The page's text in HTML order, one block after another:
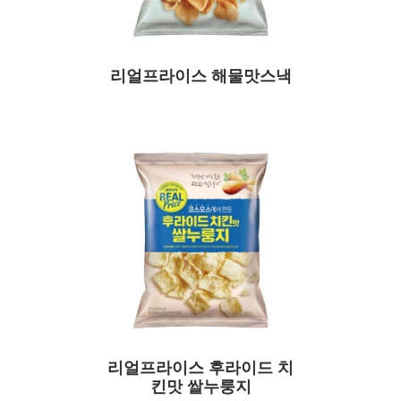
리얼프라이스 해물맛스낵
리얼프라이스 후라이드 치
킨맛 쌀누룽지